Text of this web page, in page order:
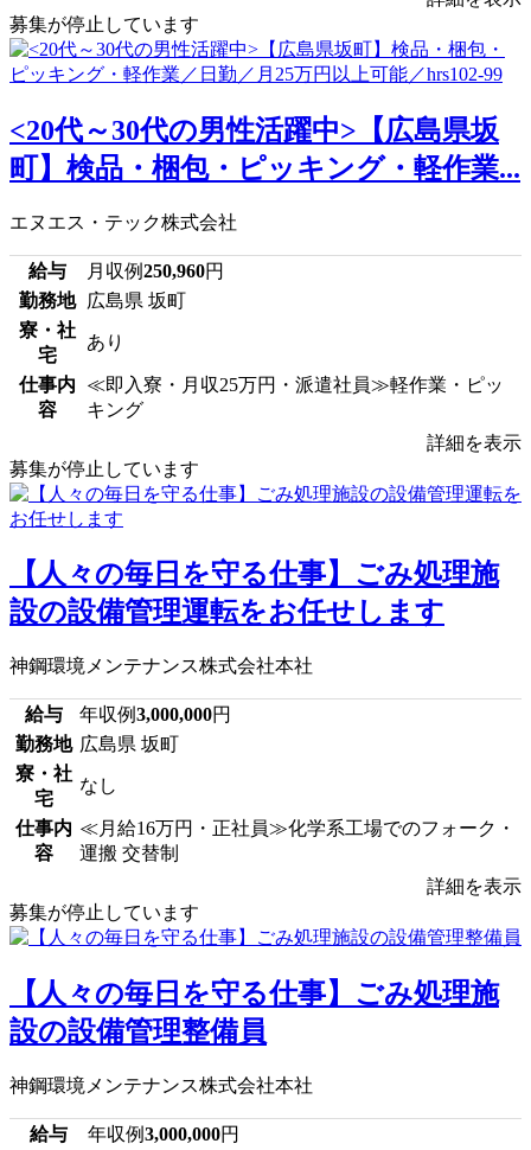
募集が停止しています
<20代～30代の男性活躍中>【広島県坂
町】検品・梱包・ピッキング・軽作業...
エヌエス・テック株式会社
給与 月収例250,960円
勤務地
広島県 坂町
寮・社
宅
あり
仕事内
容
≪即入寮・月収25万円・派遣社員≫軽作業・ピッ
キング
詳細を表示
募集が停止しています
【人々の毎日を守る仕事】ごみ処理施
設の設備管理運転をお任せします
神鋼環境メンテナンス株式会社本社
給与 年収例3,000,000円
勤務地 広島県 坂町
寮・社
宅
なし
仕事内
容
≪月給16万円・正社員≫化学系工場でのフォーク・
運搬 交替制
詳細を表示
募集が停止しています
【人々の毎日を守る仕事】ごみ処理施
設の設備管理整備員
神鋼環境メンテナンス株式会社本社
給与 年収例3,000,000円